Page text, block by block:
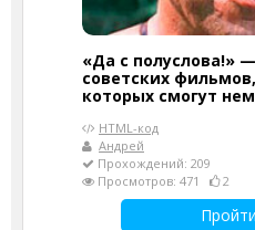
«Да с полуслова!»
советских
которых смогут
HTML-код
Андрей
Прохождений: 209
Просмотров: 471
2